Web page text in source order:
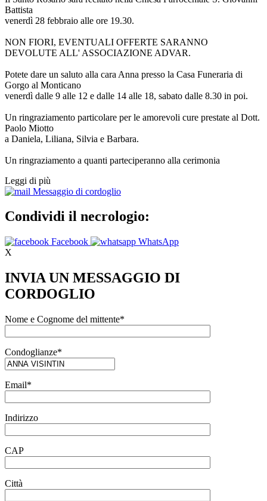
Battista
venerdì 28 febbraio alle ore 19.30.
NON FIORI, EVENTUALI OFFERTE SARANNO
DEVOLUTE ALL' ASSOCIAZIONE ADVAR.
Potete dare un saluto alla cara Anna presso la Casa Funeraria di
Gorgo al Monticano
venerdì dalle 9 alle 12 e dalle 14 alle 18, sabato dalle 8.30 in poi.
Un ringraziamento particolare per le amorevoli cure prestate al Dott.
Paolo Miotto
a Daniela, Liliana, Silvia e Barbara.
Un ringraziamento a quanti parteciperanno alla cerimonia
Leggi di più
Messaggio di cordoglio
Condividi il necrologio:
Facebook
WhatsApp
X
INVIA UN MESSAGGIO DI
CORDOGLIO
Nome e Cognome del mittente*
Condoglianze*
Email*
Indirizzo
CAP
Città